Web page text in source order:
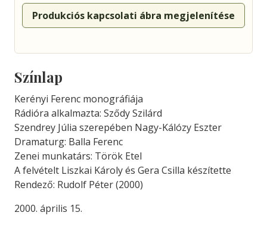
Produkciós kapcsolati ábra megjelenítése
Színlap
Kerényi Ferenc monográfiája
Rádióra alkalmazta: Sződy Szilárd
Szendrey Júlia szerepében Nagy-Kálózy Eszter
Dramaturg: Balla Ferenc
Zenei munkatárs: Török Etel
A felvételt Liszkai Károly és Gera Csilla készítette
Rendező: Rudolf Péter (2000)
2000. április 15.